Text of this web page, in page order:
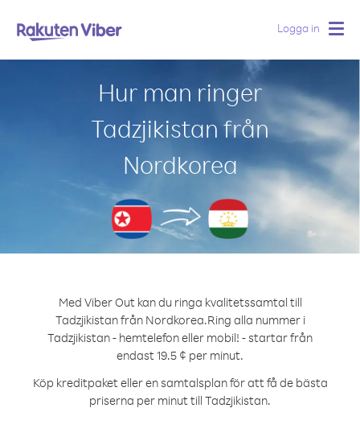
Logga in
Hur man ringer
Tadzjikistan från
Nordkorea
Med Viber Out kan du ringa kvalitetssamtal till
Tadzjikistan från Nordkorea.Ring alla nummer i
Tadzjikistan - hemtelefon eller mobil! - startar från
endast 19.5 ¢ per minut.
Köp kreditpaket eller en samtalsplan för att få de bästa
priserna per minut till Tadzjikistan.